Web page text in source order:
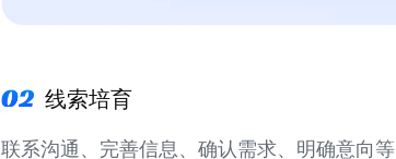
线索培育
联系沟通、完善信息、确认需求、明确意向等